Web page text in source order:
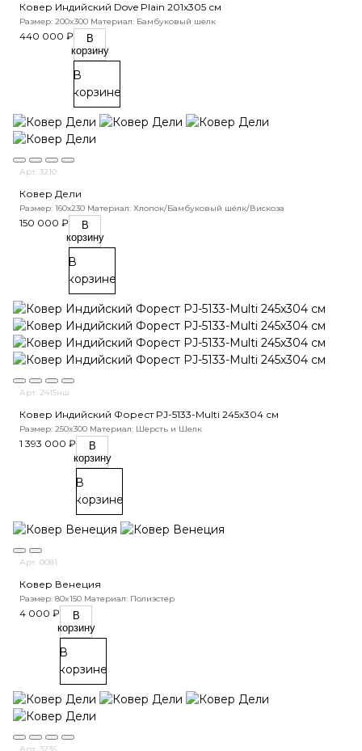
Ковер Индийский Dove Plain 201x305 см
Размер: 200x300 Материал: Бамбуковый шёлк
440 000 ₽
В
корзину
В
корзине
Арт. 3210
Ковер Дели
Размер: 160х230 Материал: Хлопок/Бамбуковый шёлк/Вискоза
150 000 ₽
В
корзину
В
корзине
Арт. 2415нш
Ковер Индийский Форест PJ-5133-Multi 245x304 см
Размер: 250x300 Материал: Шерсть и Шелк
1 393 000 ₽
В
корзину
В
корзине
Арт. 0081
Ковер Венеция
Размер: 80x150 Материал: Полиэстер
4 000 ₽
В
корзину
В
корзине